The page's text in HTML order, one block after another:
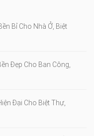
Bỉ Cho Nhà Ở, Biệt
Đẹp Cho Ban Công,
Đại Cho Biệt Thự,